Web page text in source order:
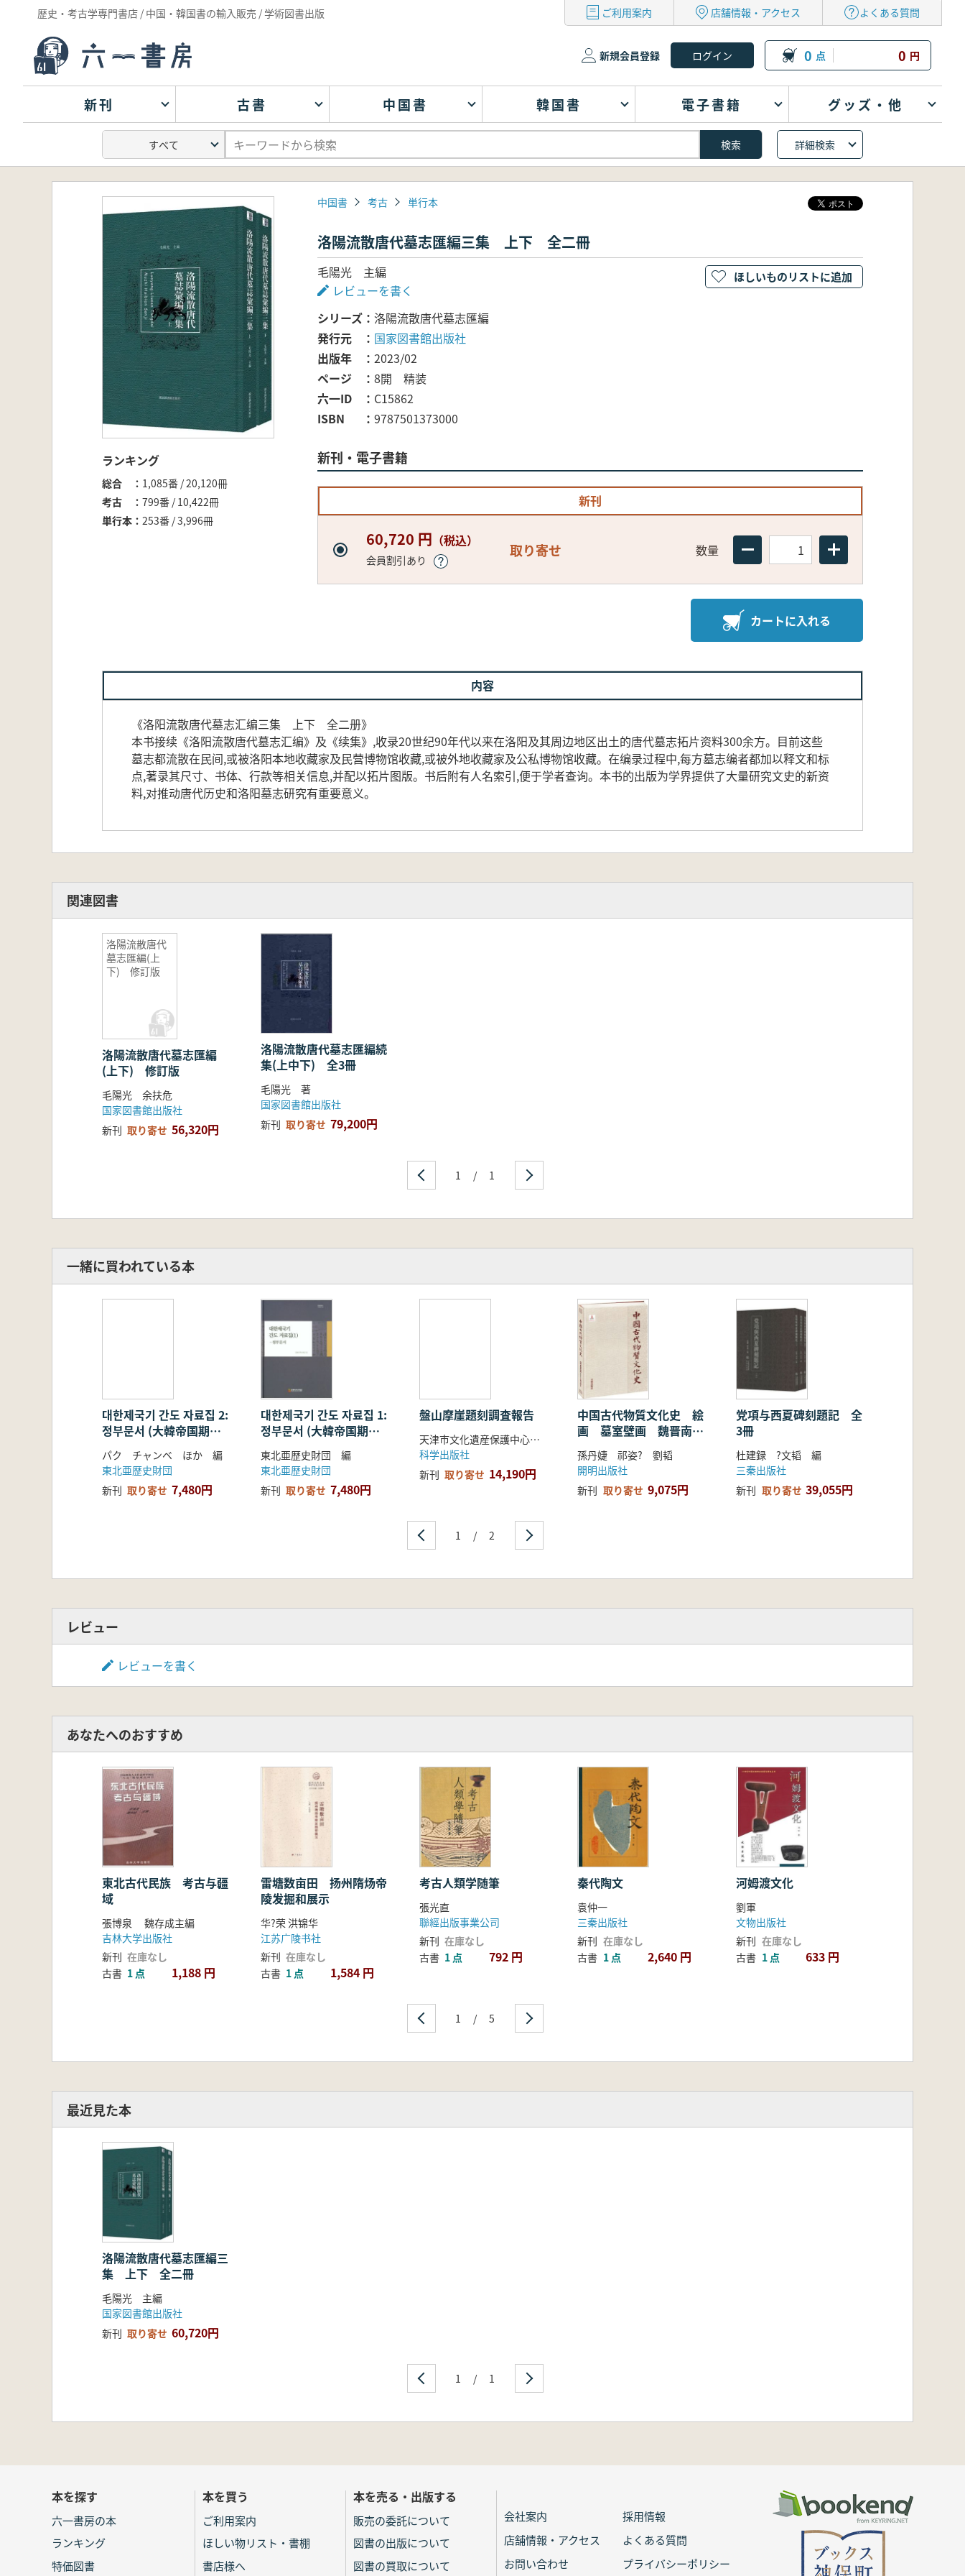
歴史・考古学専門書店 / 中国・韓国書の輸入販売 / 学術図書出版 ご利用案内 店舗情報・アクセス よくある質問
新規会員登録 0 点 0 円
新刊 古書 中国書 韓国書 電子書籍 グッズ・他
詳細検索
ランキング
総合
1,085番 / 20,120冊
考古
799番 / 10,422冊
単行本
253番 / 3,996冊
中国書 考古 単行本
洛陽流散唐代墓志匯編三集 上下 全二冊
毛陽光 主編
レビューを書く
シリーズ
洛陽流散唐代墓志匯編
発行元
国家図書館出版社
出版年
2023/02
ページ
8開 精装
六一ID
C15862
ISBN
9787501373000
新刊・電子書籍
新刊
60,720 円 （税込）
会員割引あり
取り寄せ 数量
カートに入れる
ほしいものリストに追加
内容
《洛阳流散唐代墓志汇编三集 上下 全二册》
本书接续《洛阳流散唐代墓志汇编》及《续集》,收录20世纪90年代以来在洛阳及其周边地区出土的唐代墓志拓片资料300余方。目前这些
墓志都流散在民间,或被洛阳本地收藏家及民营博物馆收藏,或被外地收藏家及公私博物馆收藏。在编录过程中,每方墓志编者都加以释文和标
点,著录其尺寸、书体、行款等相关信息,并配以拓片图版。书后附有人名索引,便于学者查询。本书的出版为学界提供了大量研究文史的新资
料,对推动唐代历史和洛阳墓志研究有重要意义。
関連図書
洛陽流散唐代
墓志匯編(上
下) 修訂版
洛陽流散唐代墓志匯編
(上下) 修訂版
毛陽光 余扶危
国家図書館出版社
新刊 取り寄せ 56,320円
洛陽流散唐代墓志匯編続
集(上中下) 全3冊
毛陽光 著
国家図書館出版社
新刊 取り寄せ 79,200円
1 / 1
一緒に買われている本
대한제국기 간도 자료집 2:
정부문서 (大韓帝国期間
島資料集2:政府文書)
パク チャンベ ほか 編
東北亜歴史財団
新刊 取り寄せ 7,480円
대한제국기 간도 자료집 1:
정부문서 (大韓帝国期間
島資料集1:政府文書)
東北亜歴史財団 編
東北亜歴史財団
新刊 取り寄せ 7,480円
盤山摩崖題刻調査報告
天津市文化遺産保護中心 編著 楊新 主編
科学出版社
新刊 取り寄せ 14,190円
中国古代物質文化史 絵
画 墓室壁画 魏晋南北
朝
孫丹婕 祁姿? 劉韬
開明出版社
新刊 取り寄せ 9,075円
党項与西夏碑刻題記 全
3冊
杜建録 ?文韬 編
三秦出版社
新刊 取り寄せ 39,055円
1 / 2
レビュー
レビューを書く
あなたへのおすすめ
東北古代民族 考古与疆
域
張博泉 魏存成主編
吉林大学出版社
新刊 在庫なし
古書 1 点 1,188 円
雷塘数亩田 扬州隋炀帝
陵发掘和展示
华?荣 洪锦华
江苏广陵书社
新刊 在庫なし
古書 1 点 1,584 円
考古人類学随筆
張光直
聯經出版事業公司
新刊 在庫なし
古書 1 点 792 円
秦代陶文
袁仲一
三秦出版社
新刊 在庫なし
古書 1 点 2,640 円
河姆渡文化
劉軍
文物出版社
新刊 在庫なし
古書 1 点 633 円
1 / 5
最近見た本
洛陽流散唐代墓志匯編三
集 上下 全二冊
毛陽光 主編
国家図書館出版社
新刊 取り寄せ 60,720円
1 / 1
本を探す
六一書房の本
ランキング
特価図書
本を買う
ご利用案内
ほしい物リスト・書棚
書店様へ
本を売る・出版する
販売の委託について
図書の出版について
図書の買取について
会社案内
採用情報
店舗情報・アクセス
よくある質問
お問い合わせ
プライバシーポリシー